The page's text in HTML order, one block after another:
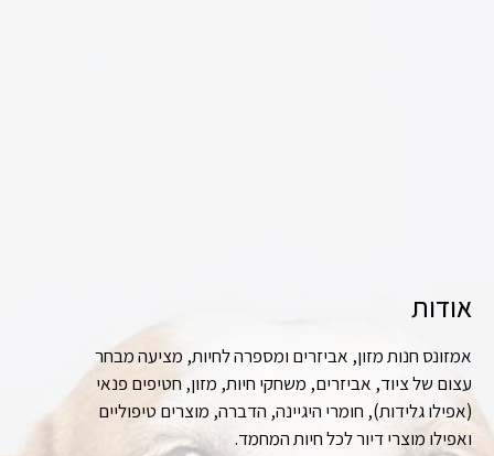
אודות
אמזונס חנות מזון, אביזרים ומספרה לחיות, מציעה מבחר
עצום של ציוד, אביזרים, משחקי חיות, מזון, חטיפים פנאי
(אפילו גלידות), חומרי היגיינה, הדברה, מוצרים טיפוליים
ואפילו מוצרי דיור לכל חיות המחמד.